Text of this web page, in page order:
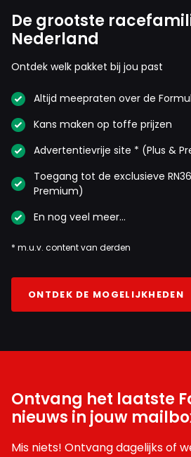
De grootste
Nederland
Ontdek welk pakket bij jou past
Altijd meepraten over de
Kans maken op toffe prijzen
Advertentievrije site * (Plus &
Toegang tot de exclusieve
Premium)
En nog veel meer…
* m.u.v. content van derden
ONTDEK DE MOGELIJKHEDEN
Ontvang het laatste
nieuws in jouw
Mis niets! Ontvang dagelijks of